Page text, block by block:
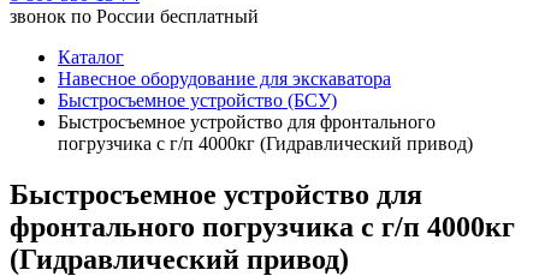
звонок по России бесплатный
Каталог
Навесное оборудование для экскаватора
Быстросъемное устройство (БСУ)
Быстросъемное устройство для фронтального
погрузчика с г/п 4000кг (Гидравлический привод)
Быстросъемное устройство для
фронтального погрузчика с г/п 4000кг
(Гидравлический привод)